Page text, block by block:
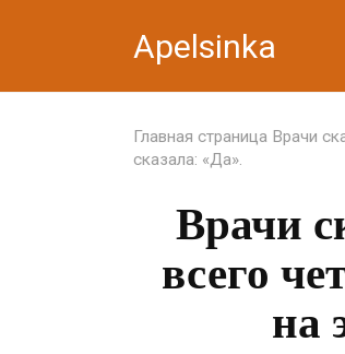
Apelsinka
Главная страница Врачи
сказала: «Да».
Врачи
всего
на